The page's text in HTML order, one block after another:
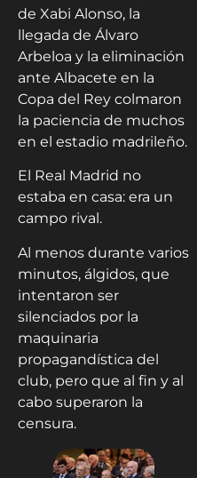
de Xabi Alonso, la
llegada de Álvaro
Arbeloa y la eliminación
ante Albacete en la
Copa del Rey colmaron
la paciencia de muchos
en el estadio madrileño.
El Real Madrid no
estaba en casa: era un
campo rival.
Al menos durante varios
minutos, álgidos, que
intentaron ser
silenciados por la
maquinaria
propagandística del
club, pero que al fin y al
cabo superaron la
censura.